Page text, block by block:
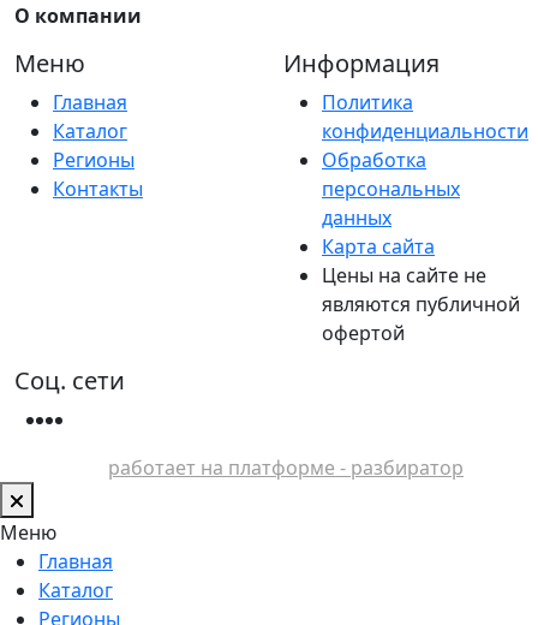
О компании
Меню
Главная
Каталог
Регионы
Контакты
Информация
Политика
конфиденциальности
Обработка
персональных
данных
Карта сайта
Цены на сайте не
являются публичной
офертой
Соц. сети
работает на платформе - разбиратор
Меню
Главная
Каталог
Регионы